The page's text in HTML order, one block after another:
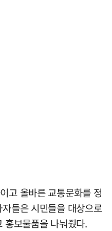
고 올바른 교통문화를 정
들은 시민들을 대상으로
홍보물품을 나눠줬다.